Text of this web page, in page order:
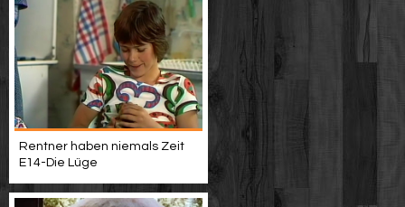
Rentner haben niemals Zeit
E14-Die Lüge